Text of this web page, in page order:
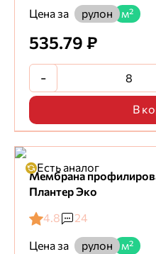
Цена за
рулон м²
535.79 ₽
-
В
Есть аналог
Мембрана
Плантер Эко
4.8
24
Цена за
рулон м²